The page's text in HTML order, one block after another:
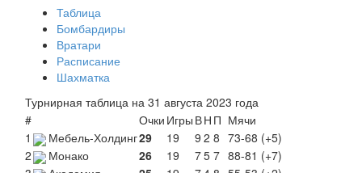
Таблица
Бомбардиры
Вратари
Расписание
Шахматка
Турнирная таблица на 31 августа 2023 года
#
Очки Игры ВН П Мячи
1
Мебель-Холдинг29 19 9 2 8 73-68 (+5)
2
Монако 26 19 75 7 88-81 (+7)